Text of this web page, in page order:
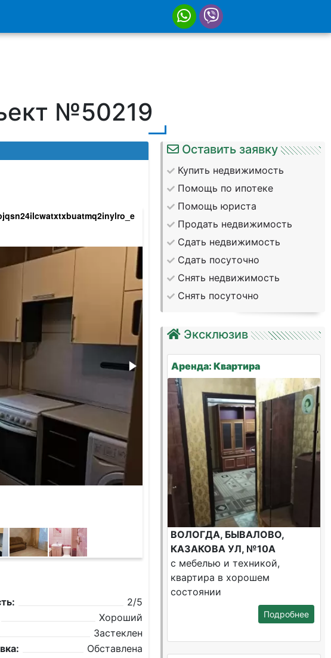
№50219
hajidokmtxjm9ivxxzniazm4jtrhlebcij-
2/5
Хороший
Застеклен
Обставлена
Оставить заявку
Купить недвижимость
Помощь по ипотеке
Помощь юриста
Продать недвижимость
Сдать недвижимость
Сдать посуточно
Снять недвижимость
Снять посуточно
Эксклюзив
Аренда: Квартира
ВОЛОГДА, БЫВАЛОВО,
КАЗАКОВА УЛ, №10А
с мебелью и техникой,
квартира в хорошем
состоянии
Подробнее